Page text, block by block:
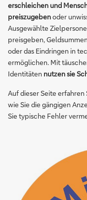
erschleichen und
preiszugebenoder
Ausgewählte
preisgeben,
oder das Eindringen in
ermöglichen. Mit
Identitäten nutzen sie
Auf dieser Seite
wie Sie die gängigen
Sie typische Fehler